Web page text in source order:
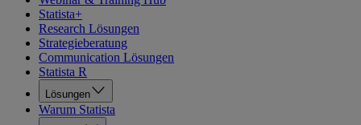
Statista+
Research Lösungen
Strategieberatung
Communication Lösungen
Statista R
Lösungen
Warum Statista